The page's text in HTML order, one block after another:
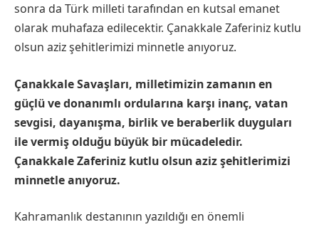
sonra da Türk milleti tarafından en kutsal emanet
olarak muhafaza edilecektir. Çanakkale Zaferiniz kutlu
olsun aziz şehitlerimizi minnetle anıyoruz.
Çanakkale Savaşları, milletimizin zamanın en
güçlü ve donanımlı ordularına karşı inanç, vatan
sevgisi, dayanışma, birlik ve beraberlik duyguları
ile vermiş olduğu büyük bir mücadeledir.
Çanakkale Zaferiniz kutlu olsun aziz şehitlerimizi
minnetle anıyoruz.
Kahramanlık destanının yazıldığı en önemli